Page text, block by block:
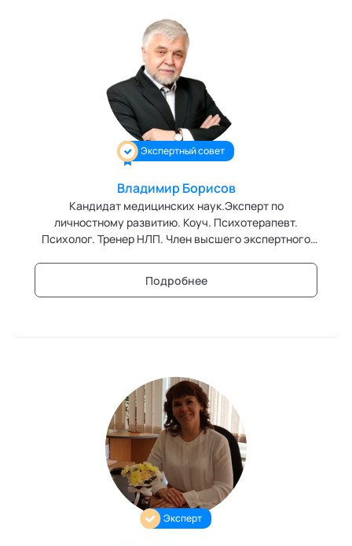
Экспертный совет
Владимир Борисов
Кандидат медицинских наук.Эксперт по
личностному развитию. Коуч. Психотерапевт.
Психолог. Тренер НЛП. Член высшего экспертного
технологий
Подробнее
Эксперт